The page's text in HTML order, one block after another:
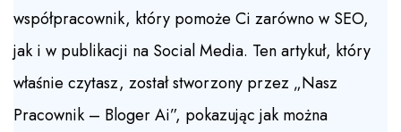
współpracownik, który pomoże Ci zarówno w SEO,
jak i w publikacji na Social Media. Ten artykuł, który
właśnie czytasz, został stworzony przez „Nasz
Pracownik – Bloger Ai”, pokazując jak można